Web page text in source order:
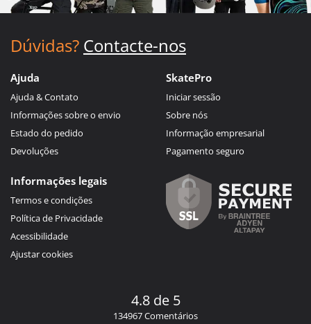
Dúvidas? Contacte-nos
Ajuda
Ajuda & Contato
Informações sobre o envio
Estado do pedido
Devoluções
SkatePro
Iniciar sessão
Sobre nós
Informação empresarial
Pagamento seguro
Informações legais
Termos e condições
Política de Privacidade
Acessibilidade
Ajustar cookies
4.8 de 5
134967 Comentários